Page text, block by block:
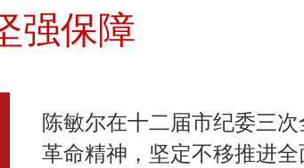
强保障
陈敏尔在十二届市纪委三
革命精神，坚定不移推进